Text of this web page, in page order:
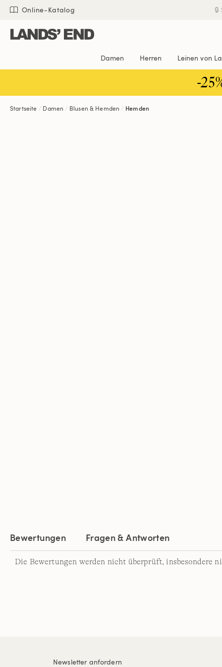
Direkt
Inhalt
Direkt
Navigation
Direkt
Suche
Online-Katalog
Damen Herren Leinen von
-
Startseite Damen Blusen & Hemden Hemden
Bewertungen Fragen & Antworten
Die Bewertungen werden nicht überprüft, insbesondere
Newsletter anfordern